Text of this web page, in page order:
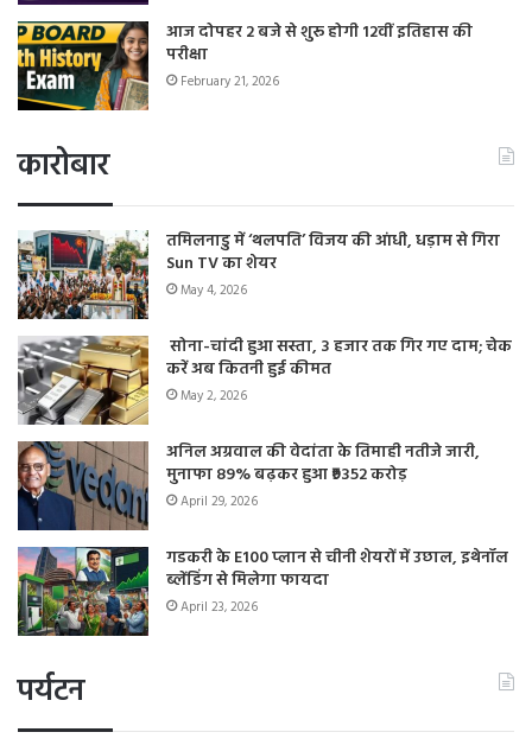
आज दोपहर 2 बजे से शुरू होगी 12वीं इतिहास की
परीक्षा
February 21, 2026
कारोबार
तमिलनाडु में ‘थलपति’ विजय की आंधी, धड़ाम से गिरा
Sun TV का शेयर
May 4, 2026
सोना-चांदी हुआ सस्ता, 3 हजार तक गिर गए दाम; चेक
करें अब कितनी हुई कीमत
May 2, 2026
अनिल अग्रवाल की वेदांता के तिमाही नतीजे जारी,
मुनाफा 89% बढ़कर हुआ ₹9352 करोड़
April 29, 2026
गडकरी के E100 प्लान से चीनी शेयरों में उछाल, इथेनॉल
ब्लेंडिंग से मिलेगा फायदा
April 23, 2026
पर्यटन